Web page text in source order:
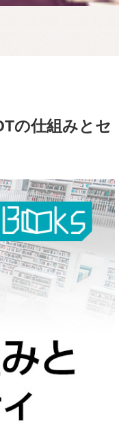
の仕組みとセ